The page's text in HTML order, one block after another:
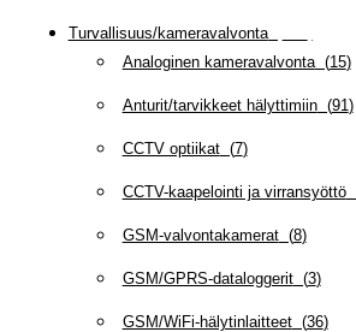
Turvallisuus/kameravalvonta(
Analoginen kameravalvonta(15)
Anturit/tarvikkeet hälyttimiin(91 )
CCTV optiikat(7)
CCTV-kaapelointi ja virransyöttö
GSM-valvontakamerat(8)
GSM/GPRS-dataloggerit(3)
GSM/WiFi-hälytinlaitteet(36)